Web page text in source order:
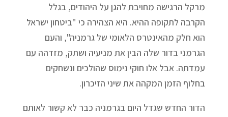
מרקל הרגישה מחויבת להגן על היהודים, בגלל
הקרבה לתקופה ההיא. היא הצהירה כי "ביטחון ישראל
הוא חלק מהאינטרס הלאומי של גרמניה", והעם
הגרמני בדור שלה הבין את מניעיה ושתק, מזדהה עם
עמדתה. אבל אלו חוקי נימוס שהולכים ונשחקים
בחלוף הזמן המקהה את שיני הזיכרון.
הדור החדש שגדל היום בגרמניה כבר לא קשור לאותם